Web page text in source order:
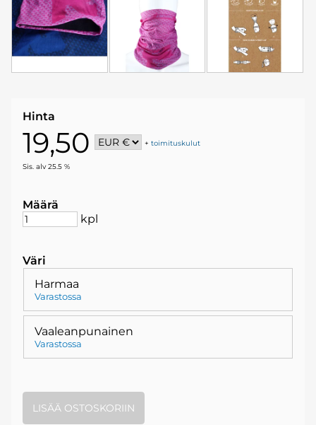
Hinta
19,50 +toimituskulut
Sis. alv 25.5 %
Määrä
kpl
Väri
Harmaa
Varastossa
Vaaleanpunainen
Varastossa